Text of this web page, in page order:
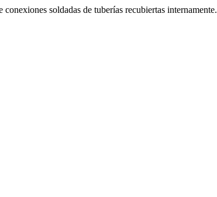
soldadas de tuberías recubiertas internamente.